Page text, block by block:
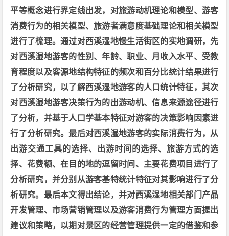
平等概念进行界定线出发，对旅游动机理论和模型、游客
消费行为的相关模型、旅游者满意度基础理论和相关模型
进行了梳理。通过对西溪湿地慢生活街区的实地调研，先
对西溪湿地游客的性别、年龄、职业、月收入水平、受教
育程度以及客源地结构特征的频次和百分比统计结果进行
了分析研究，以了解西溪湿地游客的人口统计特征，其次
对西溪湿地游客决策行为的出游动机、信息来源途径进行
了分析，并基于人口学基本特征对游客的决策影响因素进
行了分析研究。最后对西溪湿地游客的实际消费行为，从
出游交通工具的选择、出游时间的选择、旅游方式的选
择、花费额、在目的地的逗留时间、主要花费项目进行了
分析研究，并分别从游客基特统计特征对其影响进行了分
析研究。最后本文得出结论，并对西溪湿地相关部门产品
开发管理、市场营销管理以及游客消费行为管理方面提出
建议和策略，以期对景区的经营管理提供一定的借鉴和参